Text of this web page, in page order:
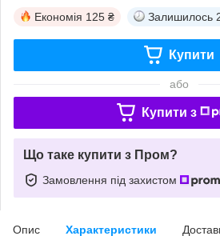
Економія 125 ₴ Залишилось
Купити
або
Купити з
Що таке купити з Пром?
Замовлення під захистом
Опис Характеристики